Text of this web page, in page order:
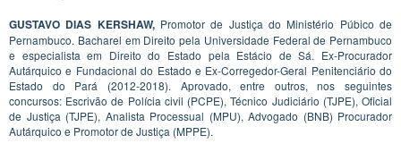
GUSTAVO DIAS KERSHAW, Promotor de Justiça do Ministério Púbico de
Pernambuco. Bacharel em Direito pela Universidade Federal de Pernambuco
e especialista em Direito do Estado pela Estácio de Sá. Ex-Procurador
Autárquico e Fundacional do Estado e Ex-Corregedor-Geral Penitenciário do
Estado do Pará (2012-2018). Aprovado, entre outros, nos seguintes
concursos: Escrivão de Polícia civil (PCPE), Técnico Judiciário (TJPE), Oficial
de Justiça (TJPE), Analista Processual (MPU), Advogado (BNB) Procurador
Autárquico e Promotor de Justiça (MPPE).